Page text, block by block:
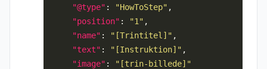
"@type" : "HowToStep"
"position" : "1"
"name" : "[Trintitel]"
"text" : "[Instruktion]"
"image" :
"[trin-billede]"